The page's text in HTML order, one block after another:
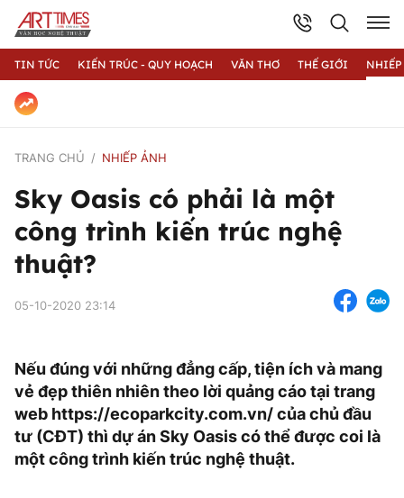
TIN TỨC KIẾN TRÚC - QUY HOẠCH VĂN THƠ THẾ GIỚI
TRANG CHỦ NHIẾP ẢNH
Sky Oasis có phải là một
công trình kiến trúc nghệ
thuật?
05-10-2020 23:14
Nếu đúng với những đẳng cấp, tiện ích và mang
vẻ đẹp thiên nhiên theo lời quảng cáo tại trang
web https://ecoparkcity.com.vn/ của chủ đầu
tư (CĐT) thì dự án Sky Oasis có thể được coi là
một công trình kiến trúc nghệ thuật.